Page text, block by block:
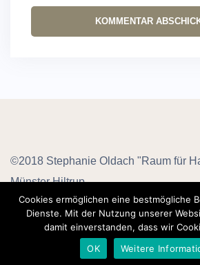
©2018 Stephanie Oldach "Raum für
Münster Hiltrup
AGB Datenschutz Impressum
Cookies ermöglichen eine bestmögliche
Dienste. Mit der Nutzung unserer
damit einverstanden, dass wir
OK
Weitere